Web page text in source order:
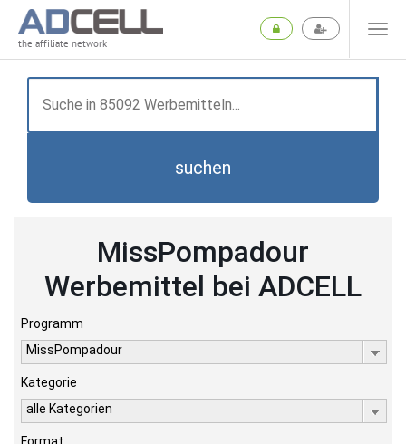
the affiliate network
suchen
MissPompadour
Werbemittel bei ADCELL
Programm
MissPompadour
Kategorie
alle Kategorien